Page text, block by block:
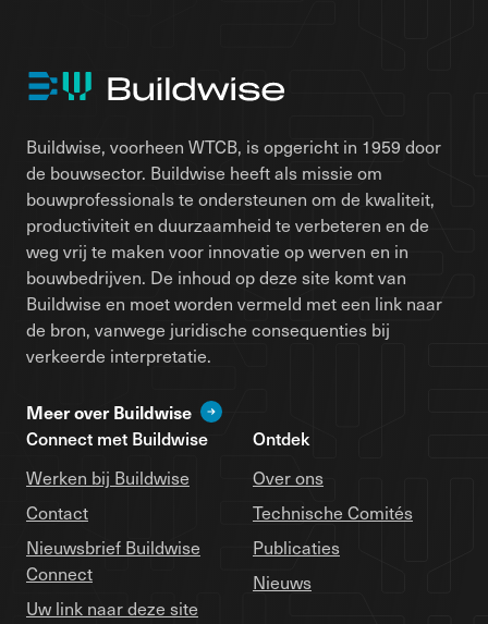
Buildwise, voorheen WTCB, is opgericht in 1959 door
de bouwsector. Buildwise heeft als missie om
bouwprofessionals te ondersteunen om de kwaliteit,
productiviteit en duurzaamheid te verbeteren en de
weg vrij te maken voor innovatie op werven en in
bouwbedrijven. De inhoud op deze site komt van
Buildwise en moet worden vermeld met een link naar
de bron, vanwege juridische consequenties bij
verkeerde interpretatie.
Meer over Buildwise
Connect met Buildwise
Werken bij Buildwise
Contact
Nieuwsbrief Buildwise
Connect
Uw link naar deze site
Ontdek
Over ons
Technische Comités
Publicaties
Nieuws